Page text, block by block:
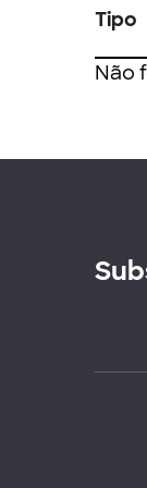
Tipo
Não